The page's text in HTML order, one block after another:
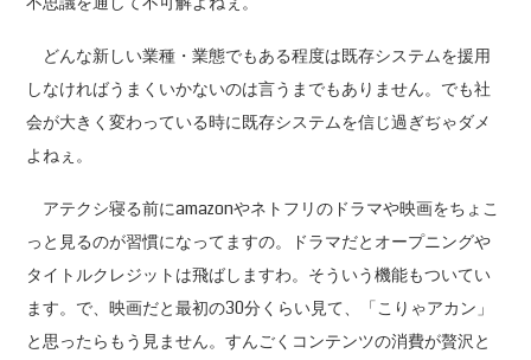
どんな新しい業種・業態でもある程度は既存システムを援用
しなければうまくいかないのは言うまでもありません。でも社
会が大きく変わっている時に既存システムを信じ過ぎぢゃダメ
よねぇ。
アテクシ寝る前にamazonやネトフリのドラマや映画をちょこ
っと見るのが習慣になってますの。ドラマだとオープニングや
タイトルクレジットは飛ばしますわ。そういう機能もついてい
ます。で、映画だと最初の30分くらい見て、「こりゃアカン」
と思ったらもう見ません。すんごくコンテンツの消費が贅沢と